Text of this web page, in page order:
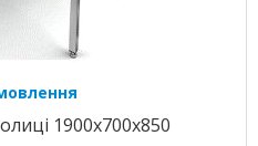
1900х700х850